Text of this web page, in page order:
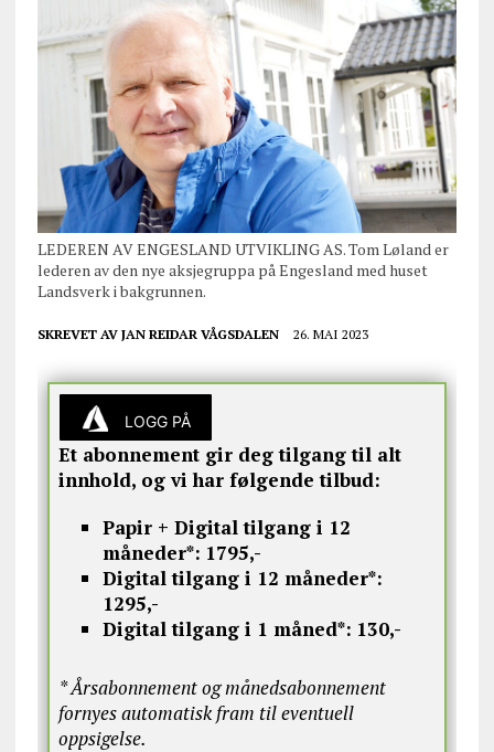
LEDEREN AV ENGESLAND UTVIKLING AS. Tom Løland er
lederen av den nye aksjegruppa på Engesland med huset
Landsverk i bakgrunnen.
SKREVET AV JAN REIDAR VÅGSDALEN 26. MAI 2023
LOGG PÅ
Et abonnement gir deg tilgang til alt
innhold, og vi har følgende tilbud:
Papir + Digital tilgang i 12
måneder*: 1795,-
Digital tilgang i 12 måneder*:
1295,-
Digital tilgang i 1 måned*: 130,-
* Årsabonnement og månedsabonnement
fornyes automatisk fram til eventuell
oppsigelse.